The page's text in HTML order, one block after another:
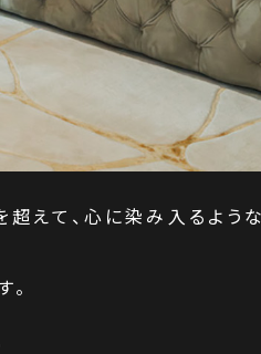
えて、心に染み入るよう